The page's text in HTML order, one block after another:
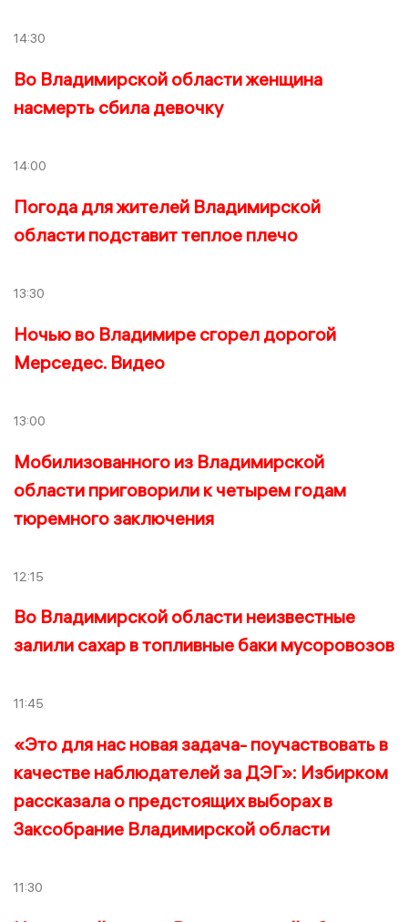
14:30
Во Владимирской области женщина
насмерть сбила девочку
14:00
Погода для жителей Владимирской
области подставит теплое плечо
13:30
Ночью во Владимире сгорел дорогой
Мерседес. Видео
13:00
Мобилизованного из Владимирской
области приговорили к четырем годам
тюремного заключения
12:15
Во Владимирской области неизвестные
залили сахар в топливные баки мусоровозов
11:45
«Это для нас новая задача- поучаствовать в
качестве наблюдателей за ДЭГ»: Избирком
рассказала о предстоящих выборах в
Заксобрание Владимирской области
11:30